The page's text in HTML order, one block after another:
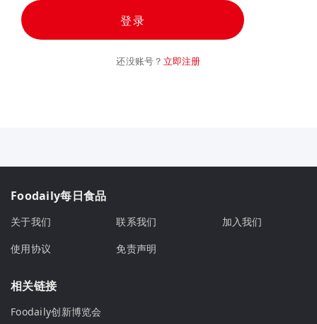
登录
还没账号？ 立即注册
Foodaily每日食品
关于我们 联系我们
加入我们
使用协议
免责声明
相关链接
Foodaily创新博览会